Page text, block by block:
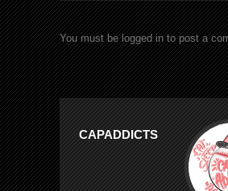
You must be logged in to post a
CAPADDICTS